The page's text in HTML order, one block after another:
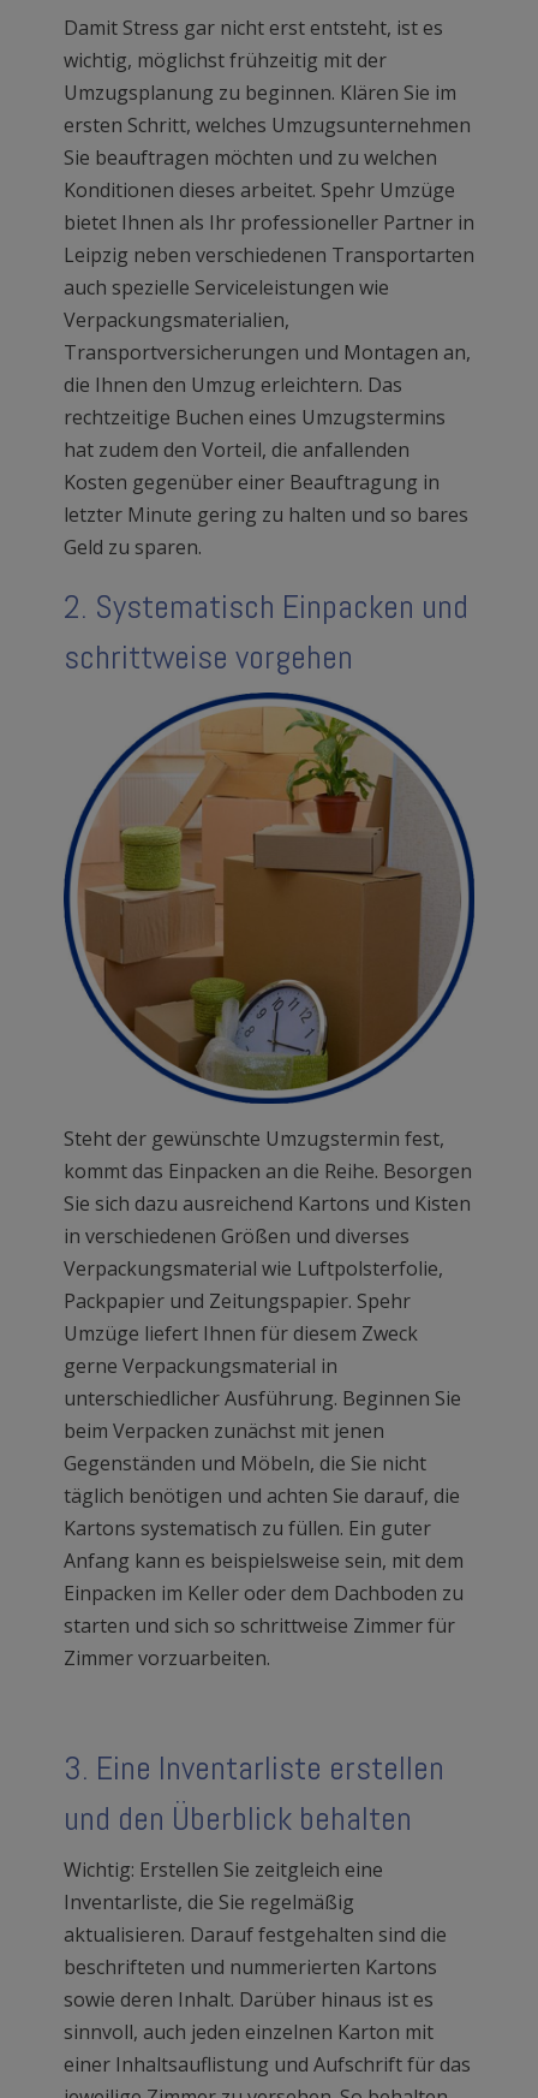
Damit Stress gar nicht erst entsteht, ist es
wichtig, möglichst frühzeitig mit der
Umzugsplanung zu beginnen. Klären Sie im
ersten Schritt, welches Umzugsunternehmen
Sie beauftragen möchten und zu welchen
Konditionen dieses arbeitet. Spehr Umzüge
bietet Ihnen als Ihr professioneller Partner in
Leipzig neben verschiedenen Transportarten
auch spezielle Serviceleistungen wie
Verpackungsmaterialien,
Transportversicherungen und Montagen an,
die Ihnen den Umzug erleichtern. Das
rechtzeitige Buchen eines Umzugstermins
hat zudem den Vorteil, die anfallenden
Kosten gegenüber einer Beauftragung in
letzter Minute gering zu halten und so bares
Geld zu sparen.
2. Systematisch Einpacken und
schrittweise vorgehen
Steht der gewünschte Umzugstermin fest,
kommt das Einpacken an die Reihe. Besorgen
Sie sich dazu ausreichend Kartons und Kisten
in verschiedenen Größen und diverses
Verpackungsmaterial wie Luftpolsterfolie,
Packpapier und Zeitungspapier. Spehr
Umzüge liefert Ihnen für diesem Zweck
gerne Verpackungsmaterial in
unterschiedlicher Ausführung. Beginnen Sie
beim Verpacken zunächst mit jenen
Gegenständen und Möbeln, die Sie nicht
täglich benötigen und achten Sie darauf, die
Kartons systematisch zu füllen. Ein guter
Anfang kann es beispielsweise sein, mit dem
Einpacken im Keller oder dem Dachboden zu
starten und sich so schrittweise Zimmer für
Zimmer vorzuarbeiten.
3. Eine Inventarliste erstellen
und den Überblick behalten
Wichtig: Erstellen Sie zeitgleich eine
Inventarliste, die Sie regelmäßig
aktualisieren. Darauf festgehalten sind die
beschrifteten und nummerierten Kartons
sowie deren Inhalt. Darüber hinaus ist es
sinnvoll, auch jeden einzelnen Karton mit
einer Inhaltsauflistung und Aufschrift für das